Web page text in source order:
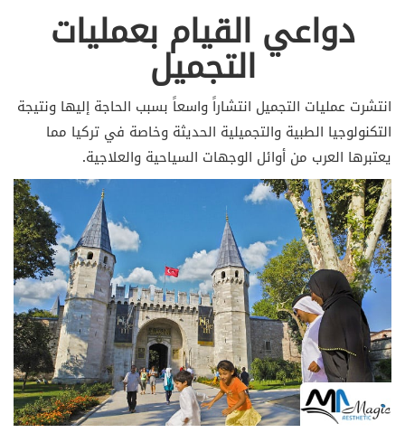
دواعي القيام بعمليات
التجميل
انتشرت عمليات التجميل انتشاراً واسعاً بسبب الحاجة إليها ونتيجة
التكنولوجيا الطبية والتجميلية الحديثة وخاصة في تركيا مما
يعتبرها العرب من أوائل الوجهات السياحية والعلاجية.